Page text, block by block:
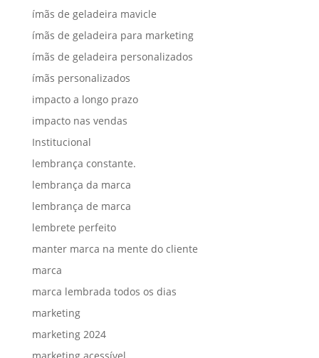
ímãs de geladeira mavicle
ímãs de geladeira para marketing
ímãs de geladeira personalizados
ímãs personalizados
impacto a longo prazo
impacto nas vendas
Institucional
lembrança constante.
lembrança da marca
lembrança de marca
lembrete perfeito
manter marca na mente do cliente
marca
marca lembrada todos os dias
marketing
marketing 2024